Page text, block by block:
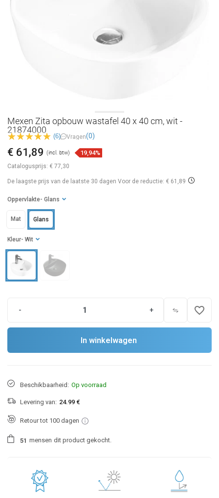
Mexen Zita opbouw wastafel 40 x 40 cm, wit -
21874000
(6) Vragen(0)
Catalogusprijs: € 77,30
€ 61,89 (incl. btw) 19,94%
De laagste prijs van de laatste 30 dagen Voor de reductie: € 61,89
Kleur - Wit
Oppervlakte - Glans
Mat Glans
- + favorite_border
In winkelwagen
Beschikbaarheid: Op voorraad
Levering van: 24.99 €
Retour tot 100 dagen
51 mensen dit product gekocht.